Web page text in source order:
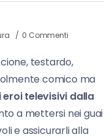
0 Commenti
testardo,
comico ma
eroi televisivi dalla
a mettersi nei guai
e assicurarli alla